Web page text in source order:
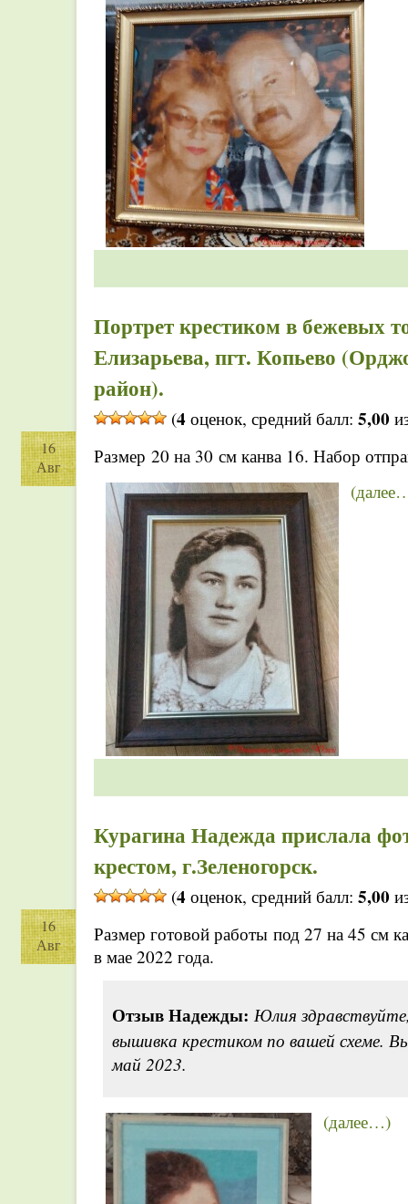
Портрет крестиком в бежевых
Елизарьева, пгт. Копьево
район).
(4 оценок, средний балл: 5,00
16
Авг
Размер 20 на 30 см канва 16. Набор
Курагина Надежда прислала
крестом, г.Зеленогорск.
(4 оценок, средний балл: 5,00
16
Авг
Размер готовой работы под 27 на 45 см
в мае 2022 года.
Отзыв Надежды: Юлия
вышивка крестиком по вашей схеме.
май 2023.
(далее…)